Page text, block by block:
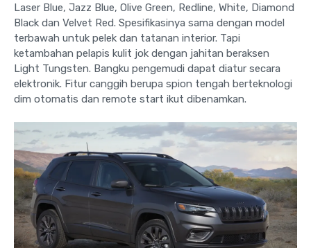
Laser Blue, Jazz Blue, Olive Green, Redline, White, Diamond
Black dan Velvet Red. Spesifikasinya sama dengan model
terbawah untuk pelek dan tatanan interior. Tapi
ketambahan pelapis kulit jok dengan jahitan beraksen
Light Tungsten. Bangku pengemudi dapat diatur secara
elektronik. Fitur canggih berupa spion tengah berteknologi
dim otomatis dan remote start ikut dibenamkan.